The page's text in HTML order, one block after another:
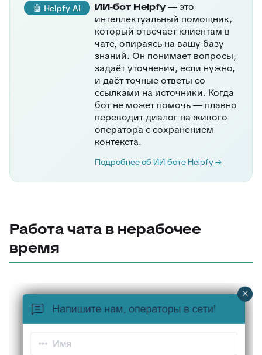
🤖 Helpfy AI ИИ-бот Helpfy— это
интеллектуальный помощник,
который отвечает клиентам в
чате, опираясь на вашу базу
знаний. Он понимает вопросы,
задаёт уточнения, если нужно,
и даёт точные ответы со
ссылками на источники. Когда
бот не может помочь — плавно
переводит диалог на живого
оператора с сохранением
контекста.
Подробнее об ИИ-боте Helpfy →
Работа чата в нерабочее
время